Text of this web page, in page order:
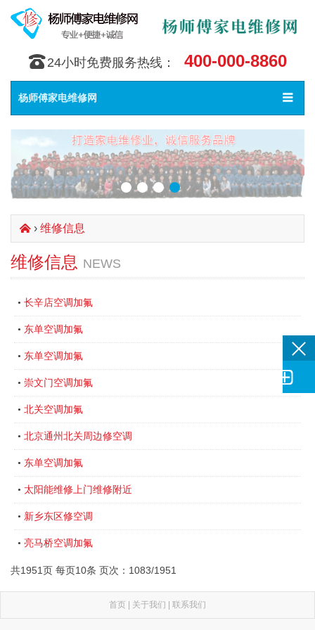
󰇯 24小时免费服务热线： 400-000-8860
Toggle
󰀥
杨师傅家电维修网
󰄫 › 维修信息
维修信息 NEWS
• 长辛店空调加氟
• 东单空调加氟
• 东单空调加氟
• 崇文门空调加氟
• 北关空调加氟
• 北京通州北关周边修空调
• 东单空调加氟
• 太阳能维修上门维修附近
• 新乡东区修空调
• 亮马桥空调加氟
共1951页 每页10条 页次：1083/1951
首页 | 关于我们 | 联系我们
